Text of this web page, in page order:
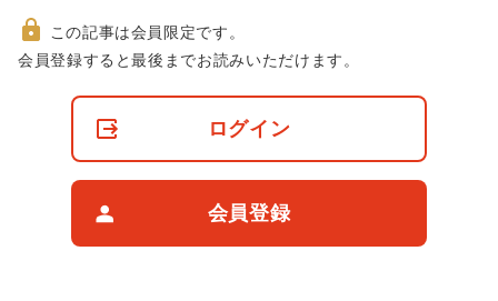
非
この記事は会員限定です。
会員登録すると最後までお読みいただけます。
ログイン
会員登録